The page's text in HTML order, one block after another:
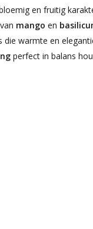
en fruitig
mango en
die warmte en
perfect in balans